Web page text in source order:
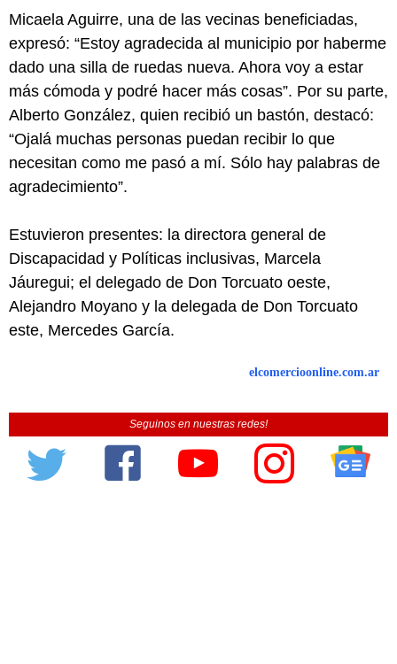
Micaela Aguirre, una de las vecinas beneficiadas,
expresó: “Estoy agradecida al municipio por haberme
dado una silla de ruedas nueva. Ahora voy a estar
más cómoda y podré hacer más cosas”. Por su parte,
Alberto González, quien recibió un bastón, destacó:
“Ojalá muchas personas puedan recibir lo que
necesitan como me pasó a mí. Sólo hay palabras de
agradecimiento”.
Estuvieron presentes: la directora general de
Discapacidad y Políticas inclusivas, Marcela
Jáuregui; el delegado de Don Torcuato oeste,
Alejandro Moyano y la delegada de Don Torcuato
este, Mercedes García.
elcomercioonline.com.ar
Seguinos en nuestras redes!